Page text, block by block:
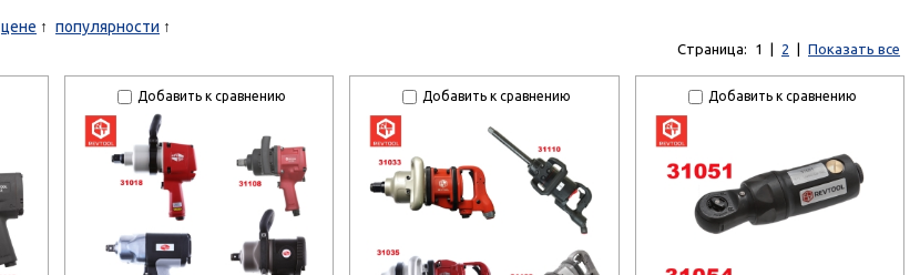
цене популярности
Страница: 1 2 Показать все
Добавить к сравнению Добавить к сравнению Добавить к сравнению